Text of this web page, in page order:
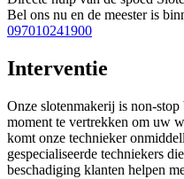
Bel ons nu en de meester is
097010241900
Interventie
Onze slotenmakerij is non-
moment te vertrekken om uw
komt onze technieker
gespecialiseerde techniekers
beschadiging klanten helpen